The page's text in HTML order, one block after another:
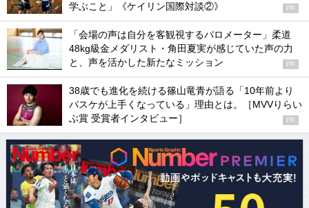
学ぶこと」《ケイリン国際対談②》
PR
「会場の声は自分を客観視するバロメーター」柔道
48kg級金メダリスト・角田夏実が感じていた声の力
と、声を活かした新たなミッション
PR
38歳でも進化を続ける篠山竜青が語る「10年前より
バスケが上手くなっている」理由とは。［MVVりらい
ぶ賞 受賞者インタビュー］
PR